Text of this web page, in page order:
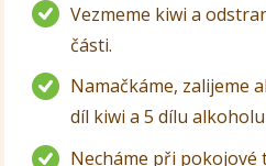
Vezmeme kiwi a
části.
Namačkáme, zalijeme
díl kiwi a 5 dílu
Necháme při pokojové